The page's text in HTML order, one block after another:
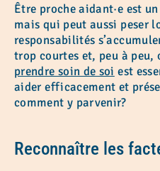
Être proche aidant·e est
mais qui peut aussi peser
responsabilités
trop courtes et, peu à peu,
prendre soin de soi est
aider efficacement et
comment y parvenir?
Reconnaître les